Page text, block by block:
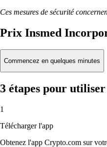
Ces mesures de sécurité
Prix Insmed
Commencez en quelques minutes
3 étapes pour
1
Télécharger l'app
Obtenez l'app Crypto.com sur